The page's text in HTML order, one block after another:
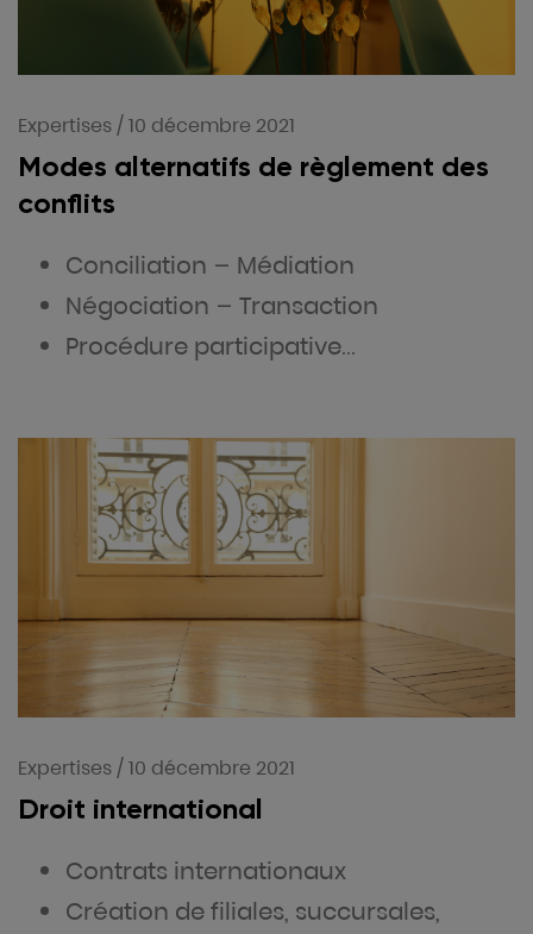
Expertises /10 décembre 2021
Modes alternatifs de règlement des
conflits
Conciliation – Médiation
Négociation – Transaction
Procédure participative…
Expertises /10 décembre 2021
Droit international
Contrats internationaux
Création de filiales, succursales,